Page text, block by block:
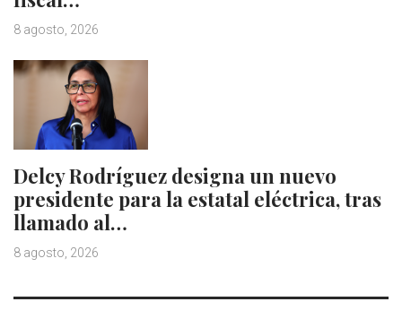
8 agosto, 2026
Delcy Rodríguez designa un nuevo
presidente para la estatal eléctrica, tras
llamado al…
8 agosto, 2026